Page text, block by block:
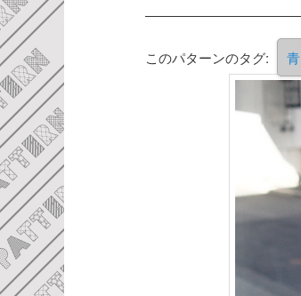
このパターンのタグ: 青